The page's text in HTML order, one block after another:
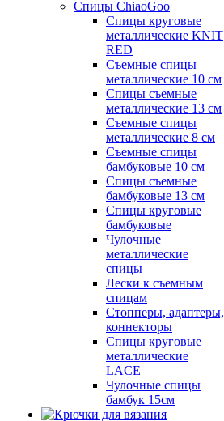
Спицы ChiaoGoo
Спицы круговые
металлические KNIT
RED
Съемные спицы
металлические 10 см
Спицы съемные
металлические 13 см
Съемные спицы
металлические 8 см
Съемные спицы
бамбуковые 10 см
Спицы съемные
бамбуковые 13 см
Спицы круговые
бамбуковые
Чулочные
металлические
спицы
Лески к съемным
спицам
Стопперы, адаптеры,
коннекторы
Спицы круговые
металлические
LACE
Чулочные спицы
бамбук 15см